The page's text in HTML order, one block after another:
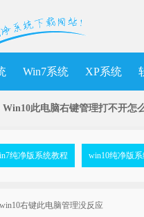
Win7系统 XP系统
Win10此电脑右键管理打不开怎
纯净版系统教程 win10纯净版